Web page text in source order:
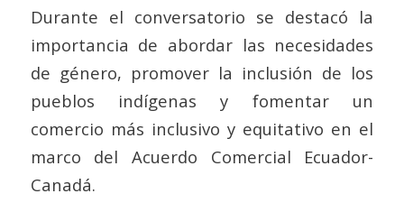
Durante el conversatorio se destacó la
importancia de abordar las necesidades
de género, promover la inclusión de los
pueblos indígenas y fomentar un
comercio más inclusivo y equitativo en el
marco del Acuerdo Comercial Ecuador-
Canadá.